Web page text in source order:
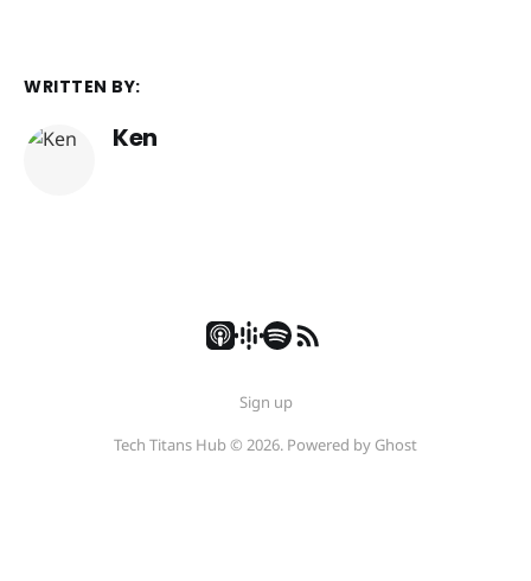
WRITTEN BY:
Ken
Sign up
Tech Titans Hub © 2026. Powered by Ghost